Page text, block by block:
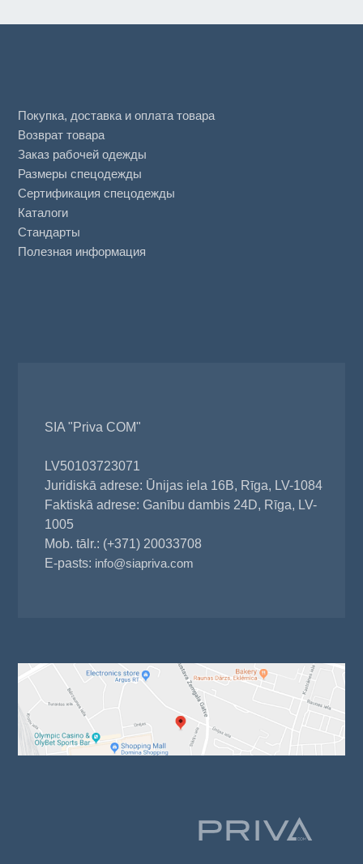
Покупка, доставка и оплата товара
Возврат товара
Заказ рабочей одежды
Размеры спецодежды
Сертификация спецодежды
Каталоги
Стандарты
Полезная информация
SIA "Priva COM"
LV50103723071
Juridiskā adrese: Ūnijas iela 16B, Rīga, LV-1084
Faktiskā adrese: Ganību dambis 24D, Rīga, LV-
1005
Mob. tālr.: (+371) 20033708
E-pasts: info@siapriva.com